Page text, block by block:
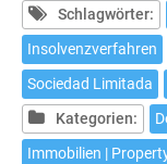
von
Schlagwörter:
Insolvenzverfahren
Sociedad Limitada
Kategorien:
Immobilien |